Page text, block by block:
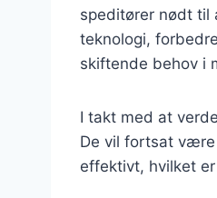
speditører nødt til
teknologi,
skiftende behov i
I takt med at
De vil fortsat
effektivt, hvilket